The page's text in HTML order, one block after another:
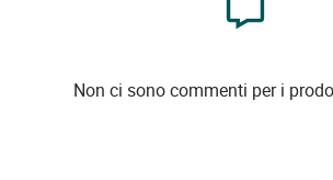
Non ci sono commenti per i